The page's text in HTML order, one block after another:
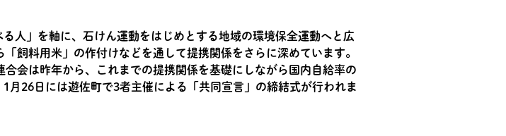
人」を軸に、石けん運動をはじめとする地域の環境保全運動へと広
飼料用米」の作付けなどを通して提携関係をさらに深めています。
会は昨年から、これまでの提携関係を基礎にしながら国内自給率の
月26日には遊佐町で3者主催による「共同宣言」の締結式が行われま